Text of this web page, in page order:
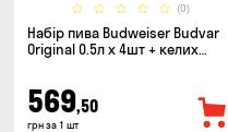
(0)
Набір пива Budweiser Budvar
Original 0.5л х 4шт + келих
569,50
грн за 1 шт